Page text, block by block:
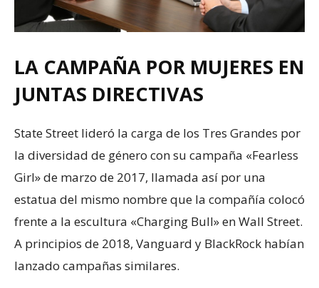
LA CAMPAÑA POR MUJERES EN
JUNTAS DIRECTIVAS
State Street lideró la carga de los Tres Grandes por
la diversidad de género con su campaña «Fearless
Girl» de marzo de 2017, llamada así por una
estatua del mismo nombre que la compañía colocó
frente a la escultura «Charging Bull» en Wall Street.
A principios de 2018, Vanguard y BlackRock habían
lanzado campañas similares.